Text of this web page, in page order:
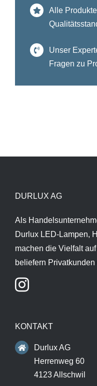
Alle
Unser
Fragen zu
DURLUX AG
Als
Durlux LED-Lampen,
machen die Vielfalt
beliefern
KONTAKT
Durlux AG
Herrenweg 60
4123 Allschwil